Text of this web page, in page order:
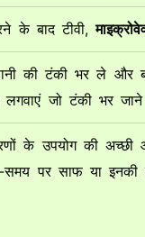
के बाद टीवी,
की टंकी भर ले और
जो टंकी भर
के उपयोग की
समय पर साफ या